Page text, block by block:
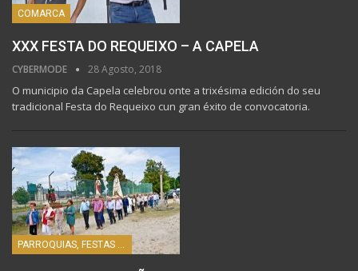
COMARCA
XXX FESTA DO REQUEIXO – A CAPELA
CYBERMODE 28 Agosto, 2018
O municipio da Capela celebrou onte a trixésima edición do seu
tradicional Festa do Requeixo cun gran éxito de convocatoria.
PARROQUIAS, FESTAS E HISTORIA